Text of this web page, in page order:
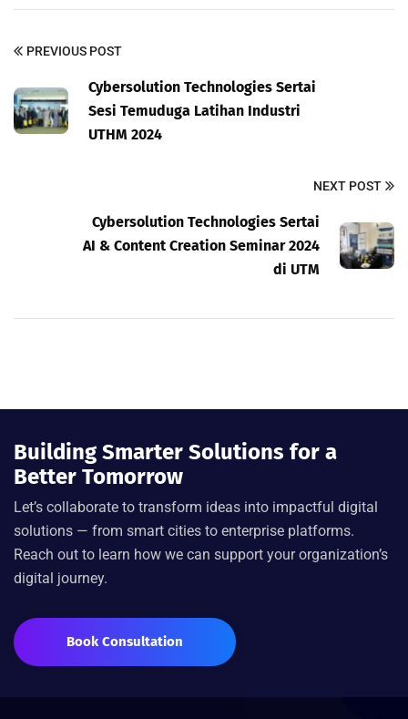
PREVIOUS POST
Cybersolution Technologies Sertai
Sesi Temuduga Latihan Industri
UTHM 2024
NEXT POST
Cybersolution Technologies Sertai
AI & Content Creation Seminar 2024
di UTM
Building Smarter Solutions for a
Better Tomorrow
Let’s collaborate to transform ideas into impactful digital
solutions — from smart cities to enterprise platforms.
Reach out to learn how we can support your organization’s
digital journey.
Book Consultation